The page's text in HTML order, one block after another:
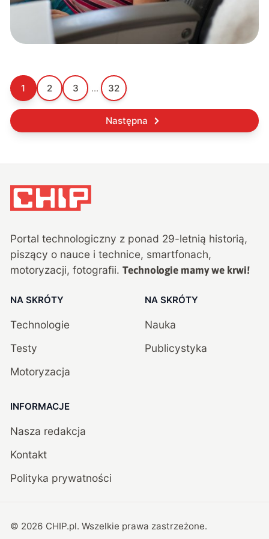
1 2 3 ... 32
Następna
Portal technologiczny z ponad 29-letnią historią,
piszący o nauce i technice, smartfonach,
motoryzacji, fotografii. Technologie mamy we krwi!
NA SKRÓTY
Technologie
Testy
Motoryzacja
NA SKRÓTY
Nauka
Publicystyka
INFORMACJE
Nasza redakcja
Kontakt
Polityka prywatności
© 2026 CHIP.pl. Wszelkie prawa zastrzeżone.